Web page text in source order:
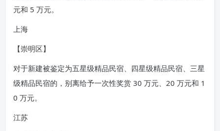
元和 5 万元。
上海
【崇明区】
对于新建被鉴定为五星级精品民宿、四星级精品民宿、三星
级精品民宿的，别离给予一次性奖赏 30 万元、20 万元和 1
0 万元。
江苏